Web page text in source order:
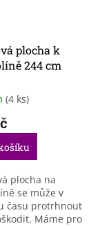
plocha k
244 cm
(4 ks)
plocha na
se může v
času protrhnout
Máme pro